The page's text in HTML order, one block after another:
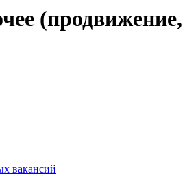
вакансий